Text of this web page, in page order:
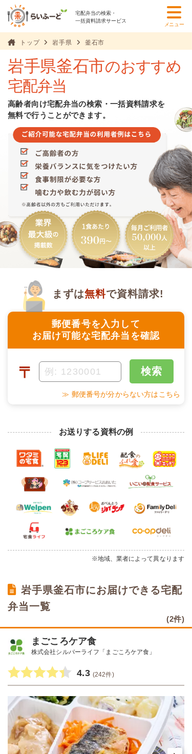
宅配弁当の検索・
一括資料請求サービス
メニュー
トップ 岩手県 釜石市
岩手県釜石市のおすすめ
宅配弁当
高齢者向け宅配弁当の検索・一括資料請求を
無料で行うことができます。
郵便番号を入力して
お届け可能な宅配弁当を確認
まずは無料で資料請求!
〒 検索
≫ 郵便番号が分からない方はこちら
お送りする資料の例
※地域、業者によって異なります
岩手県釜石市にお届けできる宅配
弁当一覧
(2件)
まごころケア食
株式会社シルバーライフ「まごころケア食」
4.3 (242件)